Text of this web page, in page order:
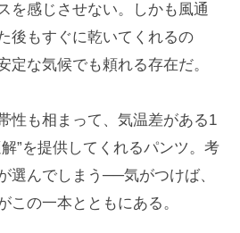
を感じさせない。しかも風通
後もすぐに乾いてくれるの
定な気候でも頼れる存在だ。
性も相まって、気温差がある1
”を提供してくれるパンツ。考
選んでしまう──気がつけば、
この一本とともにある。